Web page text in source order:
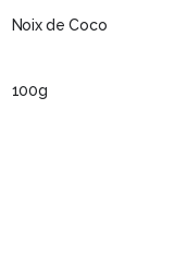
Noix de Coco
100g